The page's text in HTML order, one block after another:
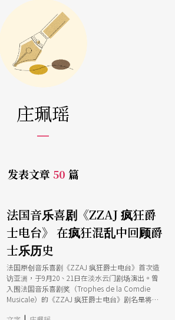
庄珮瑶
发表文章 50 篇
法国音乐喜剧《ZZAJ 疯狂爵
士电台》 在疯狂混乱中回顾爵
士乐历史
法国原创音乐喜剧《ZZAJ 疯狂爵士电台》首次造
访亚洲，于9月20、21日在淡水云门剧场演出。曾
入围法国音乐喜剧奖（Trophes de la Comdie
Musicale）的《ZZAJ 疯狂爵士电台》剧名是将